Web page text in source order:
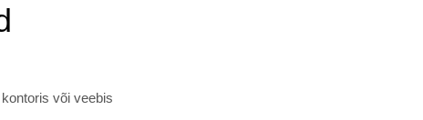
või veebis